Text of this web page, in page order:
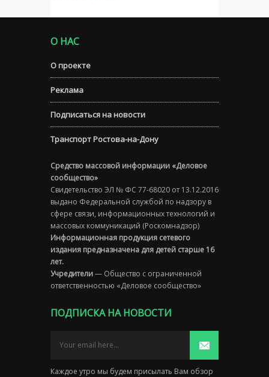
О НАС
О проекте
Реклама
Подписаться на новости
Транспорт Ростова-на-Дону
Средство массовой информации «Деловое
сообщество»
Свидетельство ЭЛ № ФС 77-68020 от 13.12.2016
выдано Федеральной службой по надзору в
сфере связи, информационных технологий и
массовых коммуникаций (Роскомнадзор)
Информационная продукция сетевого
издания предназначена для детей старше 16
лет.
Учредители— Общество с ограниченной
ответственностью «Деловое сообщество»
ПОДПИСКА НА НОВОСТИ
Каждое утро мы будем присылать Вам обзор